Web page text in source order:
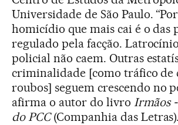
Universidade de São Paulo.
homicídio que mais cai é o das
regulado pela facção.
policial não caem. Outras
criminalidade [como tráfico de
roubos] seguem crescendo no
afirma o autor do livro Irmãos
do PCC(Companhia das Letras).